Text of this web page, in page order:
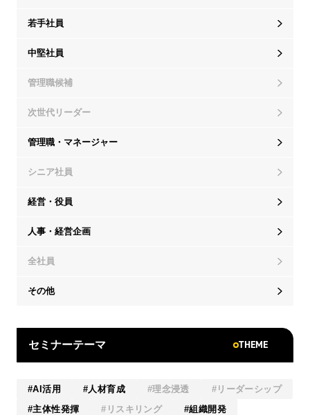
若手社員
中堅社員
管理職候補
次世代リーダー
管理職・マネージャー
シニア社員
経営・役員
人事・経営企画
全社員
その他
セミナーテーマ THEME
AI活用 人材育成 理念浸透
リーダーシップ
主体性発揮
リスキリング
組織開発